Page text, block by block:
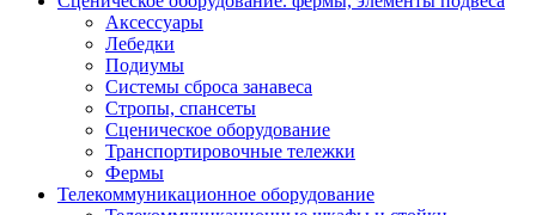
Аксессуары
Лебедки
Подиумы
Системы сброса занавеса
Стропы, спансеты
Сценическое оборудование
Транспортировочные тележки
Фермы
Телекоммуникационное оборудование